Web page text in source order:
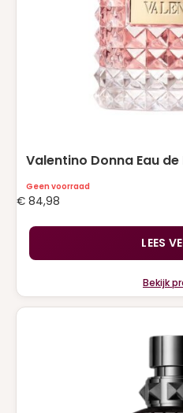
Valentino Donna Eau
Geen voorraad
€ 84,98
LEES
Bekijk